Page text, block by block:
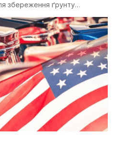
збереження ґрунту…